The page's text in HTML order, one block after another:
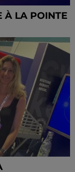
À LA POINTE